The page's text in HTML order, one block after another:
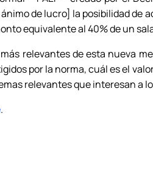
de lucro] la posibilidad de
equivalente al 40% de un
relevantes de esta nueva
por la norma, cuál es el
relevantes que interesan a
.